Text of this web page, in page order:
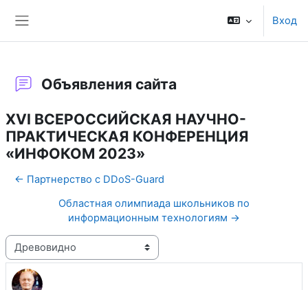
Вход
Объявления сайта
XVI ВСЕРОССИЙСКАЯ НАУЧНО-
ПРАКТИЧЕСКАЯ КОНФЕРЕНЦИЯ
«ИНФОКОМ 2023»
← Партнерство с DDoS-Guard
Областная олимпиада школьников по
информационным технологиям →
Режим отображения